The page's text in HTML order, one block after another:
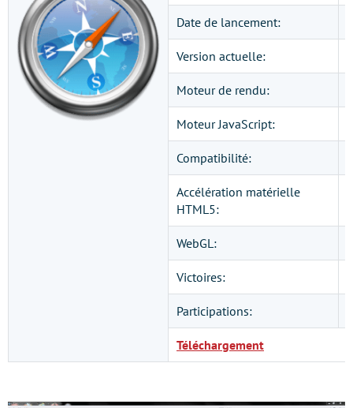
Date de lancement:
Version actuelle:
Moteur de rendu:
Moteur JavaScript:
Compatibilité:
Accélération matérielle
HTML5:
WebGL:
Victoires:
Participations:
Téléchargement